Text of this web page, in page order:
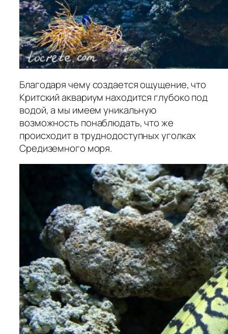
Благодаря чему создается ощущение, что
Критский аквариум находится глубоко под
водой, а мы имеем уникальную
возможность понаблюдать, что же
происходит в труднодоступных уголках
Средиземного моря.